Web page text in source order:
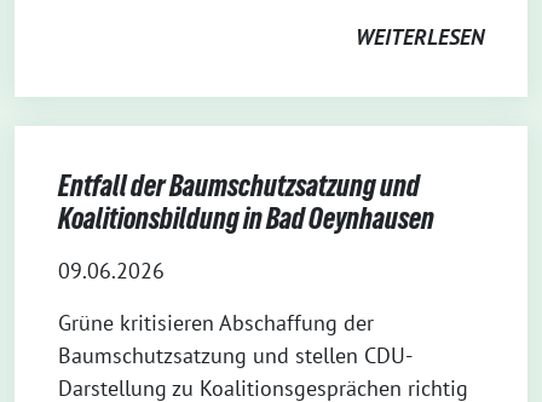
WEITERLESEN
Entfall der Baumschutzsatzung und
Koalitionsbildung in Bad Oeynhausen
09.06.2026
Grüne kritisieren Abschaffung der
Baumschutzsatzung und stellen CDU-
Darstellung zu Koalitionsgesprächen richtig